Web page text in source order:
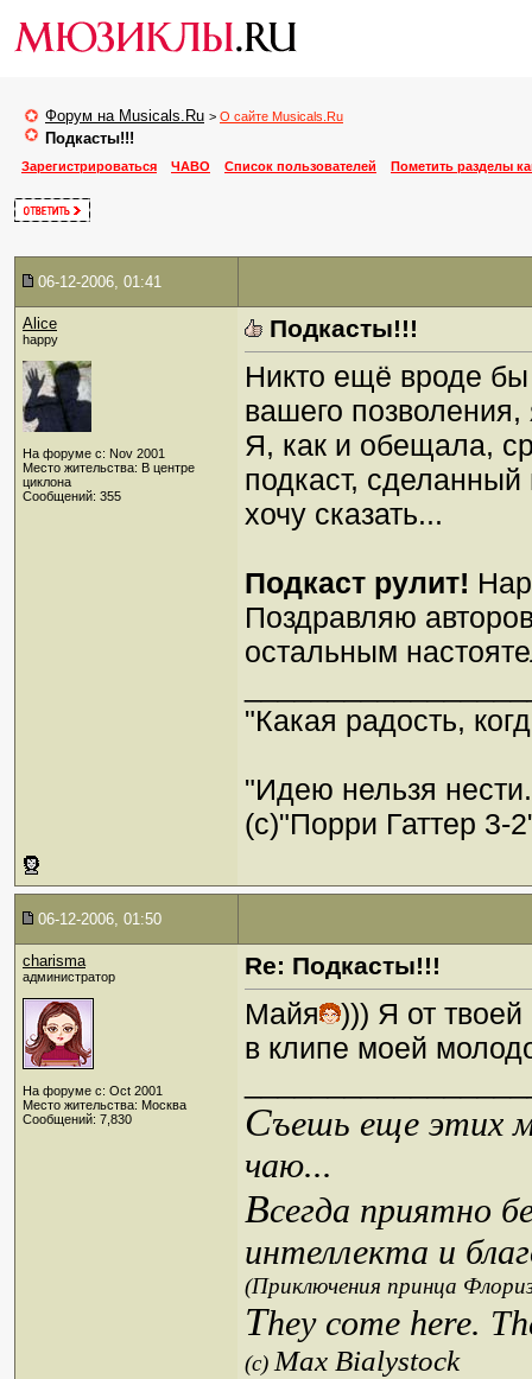
Форум на Musicals.Ru > О сайте Musicals.Ru
Подкасты!!!
Зарегистрироваться ЧАВО Список пользователей Пометить разделы
06-12-2006, 01:41
Alice
happy
На форуме с: Nov 2001
Место жительства: В центре
циклона
Сообщений: 355
Подкасты!!!
Никто ещё вроде бы
вашего
Я, как и обещала,
подкаст,
хочу сказать...
Подкаст рулит!
Поздравляю
остальным
"Какая радость,
"Идею нельзя
(c)"Порри Гаттер 3-
06-12-2006, 01:50
charisma
администратор
На форуме с: Oct 2001
Место жительства: Москва
Сообщений: 7,830
Re: Подкасты!!!
Майя
))) Я от
в клипе моей
Съешь еще этих
чаю...
Всегда приятно
интеллекта и
(Приключения принца
They come here.
(c)Max Bialystock